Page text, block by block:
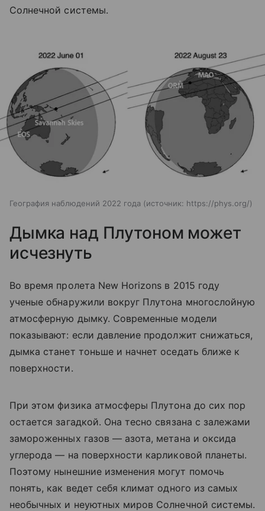
Солнечной системы.
География наблюдений 2022 года источник: https://phys.org/
Дымка над Плутоном может
исчезнуть
Во время пролета New Horizons в 2015 году
ученые обнаружили вокруг Плутона многослойную
атмосферную дымку. Современные модели
показывают: если давление продолжит снижаться,
дымка станет тоньше и начнет оседать ближе к
поверхности.
При этом физика атмосферы Плутона до сих пор
остается загадкой. Она тесно связана с залежами
замороженных газов — азота, метана и оксида
углерода — на поверхности карликовой планеты.
Поэтому нынешние изменения могут помочь
понять, как ведет себя климат одного из самых
необычных и неуютных миров Солнечной системы.